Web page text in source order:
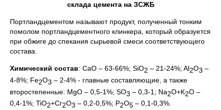
склада цемента на ЗСЖБ
Портландцементом называют продукт, полученный тонким
помолом портландцементного клинкера, который образуется
при обжиге до спекания сырьевой смеси соответствующего
состава.
Химический состав: СаО – 63-66%; SiO2 – 21-24%; Al2O3 –
4-8%; Fe2O3 – 2-4% - главные составляющие, а также
второстепенные: MgO – 0,5-1%; SO3 – 0,3-1; Na2O+K2O –
0,4-1%; TiO2+Cr2O3 – 0,2-0,5%; P2O5 – 0,1-0,3%.